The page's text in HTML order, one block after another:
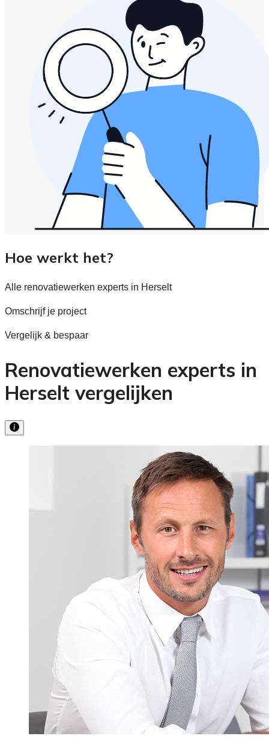
Hoe werkt het?
Alle renovatiewerken experts in Herselt
Omschrijf je project
Vergelijk & bespaar
Renovatiewerken experts in
Herselt vergelijken